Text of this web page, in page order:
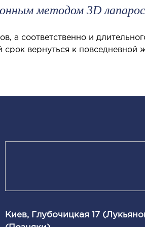
методом 3D
а соответственно и
срок вернуться к повседневной
Киев, Глубочицкая 17